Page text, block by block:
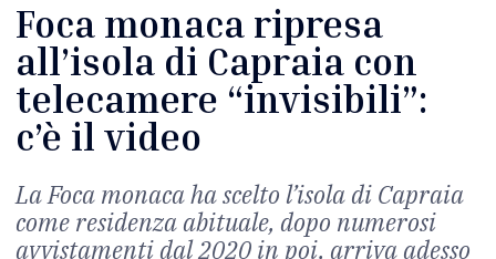
Foca monaca ripresa
all’isola di Capraia con
telecamere “invisibili”:
c’è il video
La Foca monaca ha scelto l’isola di Capraia
come residenza abituale, dopo numerosi
avvistamenti dal 2020 in poi, arriva adesso